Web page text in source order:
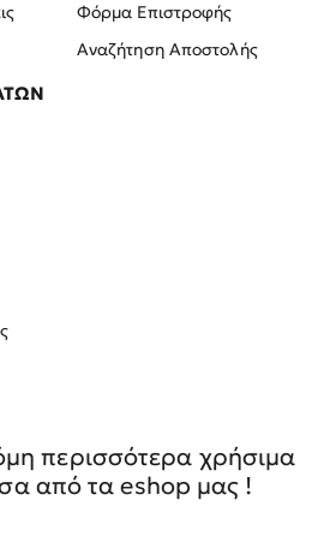
Φόρμα Επιστροφής
Αναζήτηση Αποστολής
περισσότερα χρήσιμα
από τα eshop μας !